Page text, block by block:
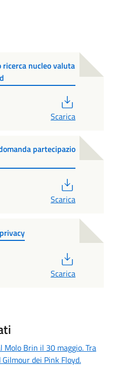
nucleo valuta
Scarica
partecipazio
Scarica
Scarica
Molo Brin il 30 maggio. Tra
dei Pink Floyd.